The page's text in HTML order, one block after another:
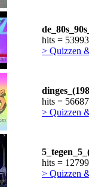
hits = 53993
> Quizzen
hits = 56687
> Quizzen
hits =
> Quizzen